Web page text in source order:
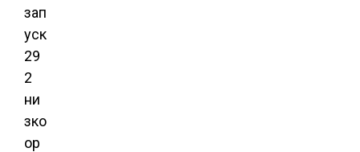
зап
уск
29
2
ни
зко
ор